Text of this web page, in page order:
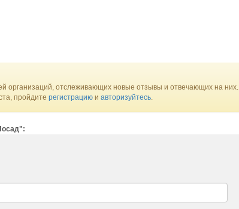
организаций, отслеживающих новые отзывы и отвечающих на них.
пройдите регистрацию и авторизуйтесь.